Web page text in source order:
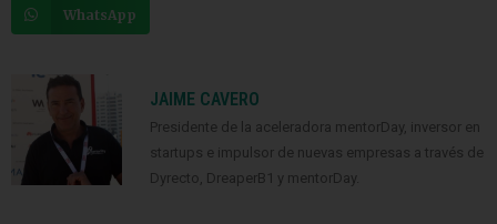
WhatsApp
JAIME CAVERO
Presidente de la aceleradora mentorDay, inversor en
startups e impulsor de nuevas empresas a través de
Dyrecto, DreaperB1 y mentorDay.